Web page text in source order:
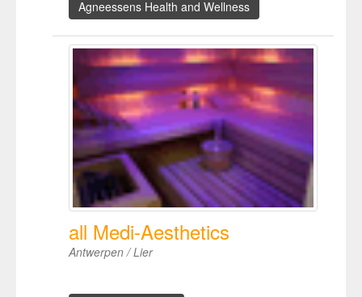
Agneessens Health and Wellness
all Medi-Aesthetics
Antwerpen / Lier